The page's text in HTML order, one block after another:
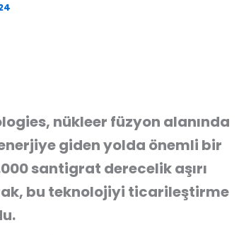
nükleer füzyon alanında
giden yolda önemli bir
santigrat derecelik aşırı
bu teknolojiyi ticarileştirme